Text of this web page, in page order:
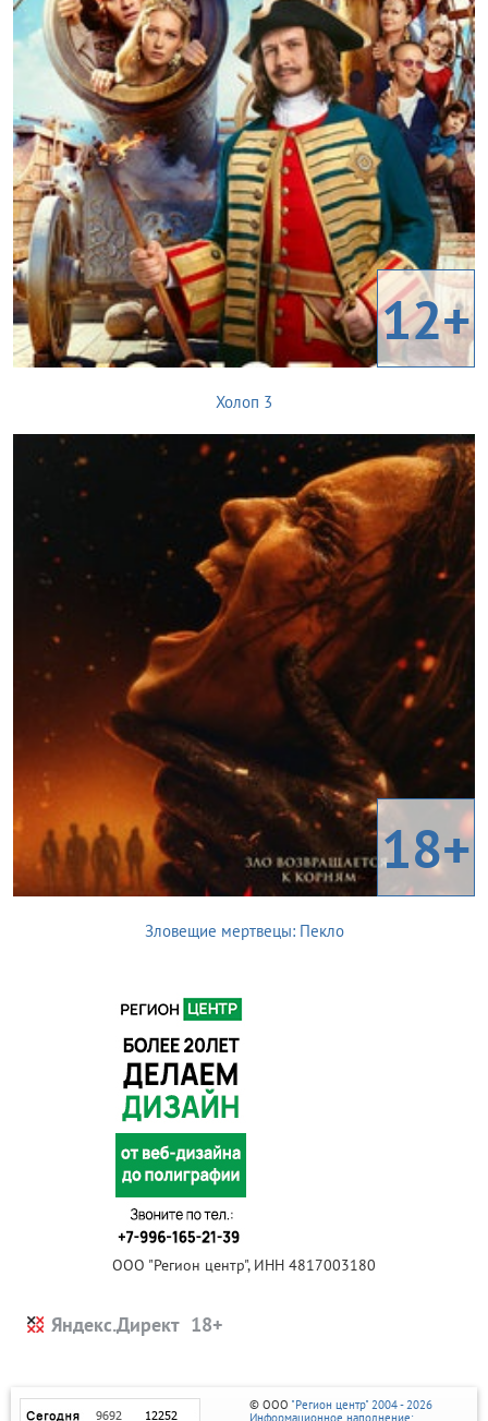
12+
Холоп 3
18+
Зловещие мертвецы: Пекло
ООО "Регион центр", ИНН 4817003180
Яндекс.Директ
© ООО "Регион центр" 2004 - 2026
Информационное наполнение: